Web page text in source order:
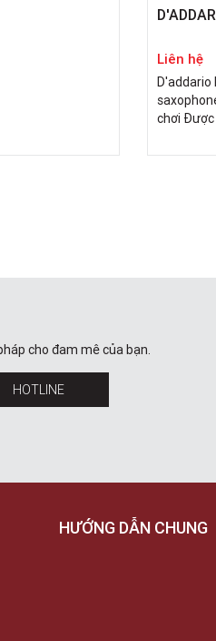
Liên hệ
D'addario
chơi Được
cho đam mê của bạn.
HOTLINE
HƯỚNG DẪN CHUNG